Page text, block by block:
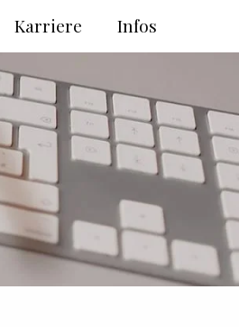
Infos
Karriere